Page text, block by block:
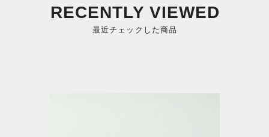
RECENTLY VIEWED
最近チェックした商品